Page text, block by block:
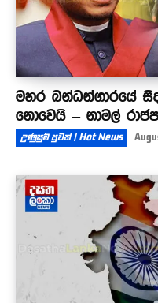
මහර බන්ධන්ගාරයේ
නොවෙයි – නාමල්
උණුසුම් පුවත් | Hot News